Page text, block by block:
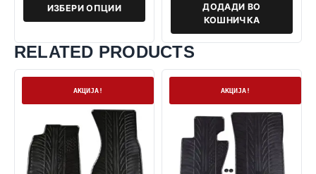
ИЗБЕРИ ОПЦИИ
ДОДАДИ ВО
КОШНИЧКА
RELATED PRODUCTS
Нема залихаАКЦИЈА! АКЦИЈА!